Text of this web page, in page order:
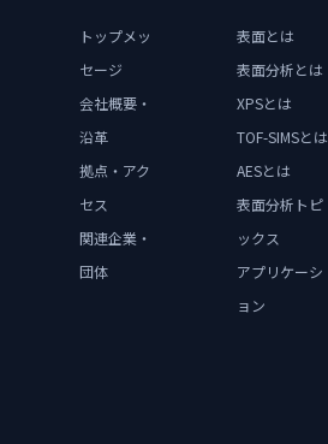
トップメッ
セージ
会社概要・
沿革
拠点・アク
セス
関連企業・
団体
表面とは
表面分析とは
XPSとは
TOF-SIMSとは
AESとは
表面分析トピ
ックス
アプリケーシ
ョン